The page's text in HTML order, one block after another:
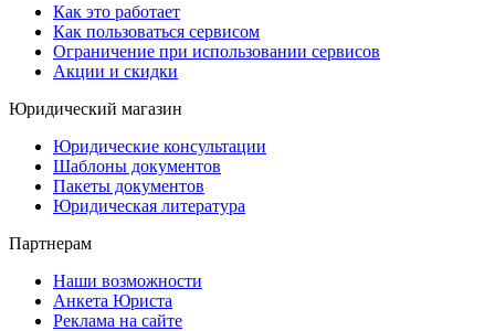
Как это работает
Как пользоваться сервисом
Ограничение при использовании сервисов
Акции и скидки
Юридический магазин
Юридические консультации
Шаблоны документов
Пакеты документов
Юридическая литература
Партнерам
Наши возможности
Анкета Юриста
Реклама на сайте